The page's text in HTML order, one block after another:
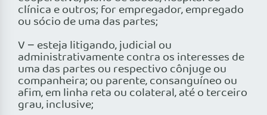
clínica e outros; for empregador, empregado
ou sócio de uma das partes;
V − esteja litigando, judicial ou
administrativamente contra os interesses de
uma das partes ou respectivo cônjuge ou
companheira; ou parente, consanguíneo ou
afim, em linha reta ou colateral, até o terceiro
grau, inclusive;